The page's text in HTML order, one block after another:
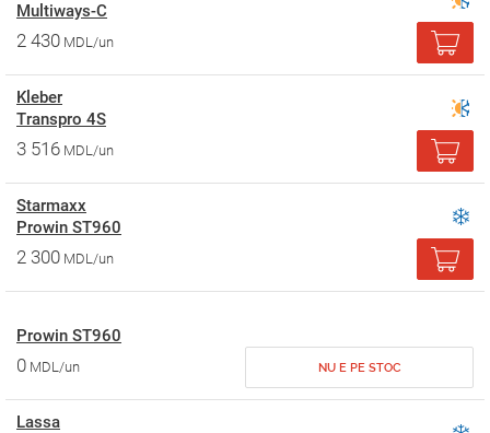
Multiways-C
2 430 MDL/un
Kleber
Transpro 4S
3 516 MDL/un
Starmaxx
Prowin ST960
2 300 MDL/un
Prowin ST960
0 MDL/un NU E PE STOC
Lassa